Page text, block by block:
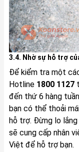
3.4. Nhờ sự hỗ trợ
Để kiểm tra một
Hotline 1800 1127
đến thứ 6 hàng
bạn có thể thoải
hỗ trợ. Đừng lo lắng
sẽ cung cấp nhân
Việt để hỗ trợ bạn.